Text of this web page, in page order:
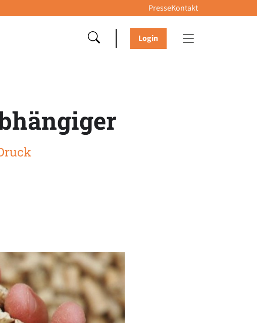
PresseKontakt
Login